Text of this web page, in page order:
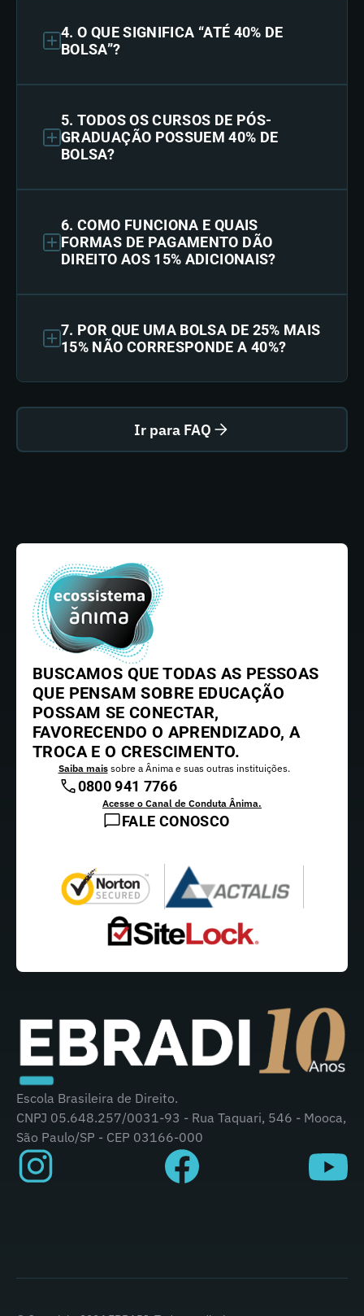
4. O QUE SIGNIFICA “ATÉ 40% DE
BOLSA”?
5. TODOS OS CURSOS DE PÓS-
GRADUAÇÃO POSSUEM 40% DE
BOLSA?
6. COMO FUNCIONA E QUAIS
FORMAS DE PAGAMENTO DÃO
DIREITO AOS 15% ADICIONAIS?
7. POR QUE UMA BOLSA DE 25% MAIS
15% NÃO CORRESPONDE A 40%?
Ir para FAQ
BUSCAMOS QUE TODAS AS PESSOAS
QUE PENSAM SOBRE EDUCAÇÃO
POSSAM SE CONECTAR,
FAVORECENDO O APRENDIZADO, A
TROCA E O CRESCIMENTO.
Saiba maissobre a Ânima e suas outras instituições.
0800 941 7766
Acesse o Canal de Conduta Ânima.
FALE CONOSCO
Escola Brasileira de Direito.
CNPJ 05.648.257/0031-93 - Rua Taquari, 546 - Mooca,
São Paulo/SP - CEP 03166-000